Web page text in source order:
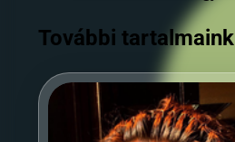
navigáció
További tartalmaink